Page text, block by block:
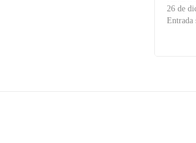
26 de
Entrada